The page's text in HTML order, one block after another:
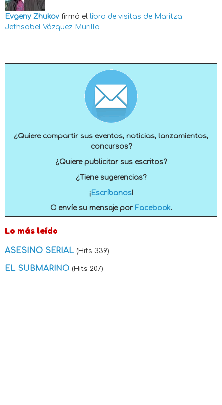
Evgeny Zhukov firmó el libro de visitas de Maritza
Jethsabel Vázquez Murillo
¿Quiere compartir sus eventos, noticias, lanzamientos,
concursos?
¿Quiere publicitar sus escritos?
¿Tiene sugerencias?
¡ Escríbanos!
O envíe su mensaje por Facebook.
Lo más leído
ASESINO SERIAL (Hits 339)
EL SUBMARINO (Hits 207)